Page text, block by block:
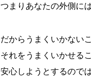
つまりあなたの外側に
だからうまくいかない
それをうまくいかせる
安心しようとするので